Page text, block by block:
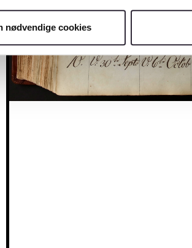
nødvendige cookies